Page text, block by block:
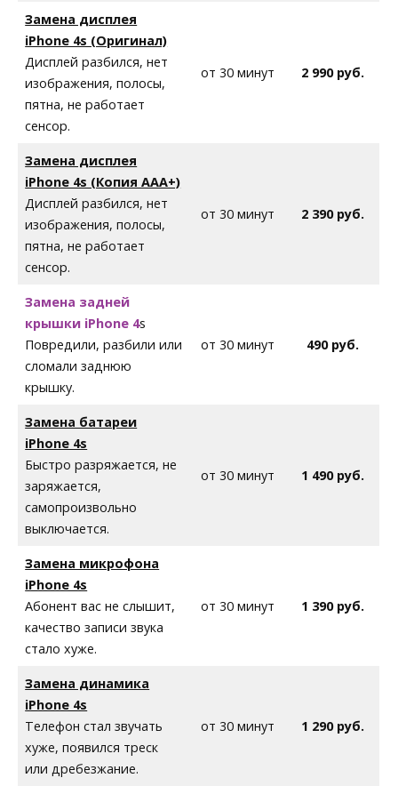
Замена дисплея
iPhone 4s (Оригинал)
Дисплей разбился, нет
изображения, полосы,
пятна, не работает
сенсор.
от 30 минут 2 990 руб.
Замена дисплея
iPhone 4s (Копия AAA+)
Дисплей разбился, нет
изображения, полосы,
пятна, не работает
сенсор.
от 30 минут 2 390 руб.
Замена задней
крышки iPhone 4s
Повредили, разбили или
сломали заднюю
крышку.
от 30 минут 490 руб.
Замена батареи
iPhone 4s
Быстро разряжается, не
заряжается,
самопроизвольно
выключается.
от 30 минут 1 490 руб.
Замена микрофона
iPhone 4s
Абонент вас не слышит,
качество записи звука
стало хуже.
от 30 минут 1 390 руб.
Замена динамика
iPhone 4s
Телефон стал звучать
хуже, появился треск
или дребезжание.
от 30 минут 1 290 руб.